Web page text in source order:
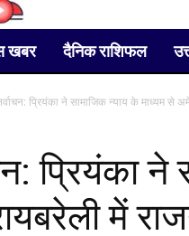
खबर दैनिक राशिफल
प्रियंका ने सामाजिक न्याय के माध्यम से
प्रियंका
में